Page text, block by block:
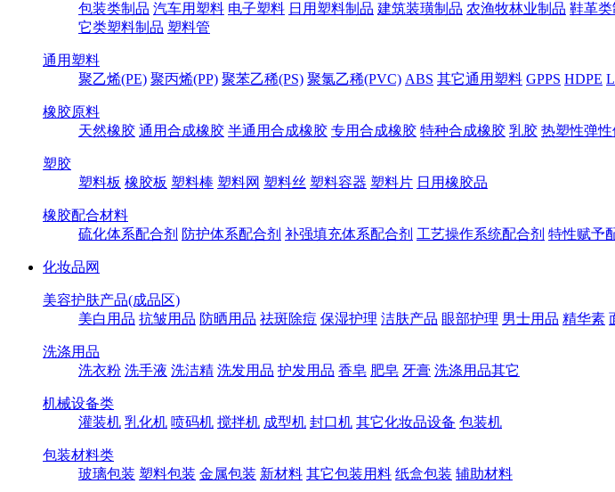
包装类制品 汽车用塑料 电子塑料 日用塑料制品 建筑装璜制品 农渔牧林业制品 鞋革类
它类塑料制品 塑料管
通用塑料
聚乙烯(PE) 聚丙烯(PP) 聚苯乙稀(PS) 聚氯乙稀(PVC) ABS 其它通用塑料 GPPS HDPE
橡胶原料
天然橡胶 通用合成橡胶 半通用合成橡胶 专用合成橡胶 特种合成橡胶 乳胶 热塑性弹性
塑胶
塑料板 橡胶板 塑料棒 塑料网 塑料丝 塑料容器 塑料片 日用橡胶品
橡胶配合材料
硫化体系配合剂 防护体系配合剂 补强填充体系配合剂 工艺操作系统配合剂 特性赋予
化妆品网
美容护肤产品(成品区)
美白用品 抗皱用品 防晒用品 祛斑除痘 保湿护理 洁肤产品 眼部护理 男士用品 精华素
洗涤用品
洗衣粉 洗手液 洗洁精 洗发用品 护发用品 香皂 肥皂 牙膏 洗涤用品其它
机械设备类
灌装机 乳化机 喷码机 搅拌机 成型机 封口机 其它化妆品设备 包装机
包装材料类
玻璃包装 塑料包装 金属包装 新材料 其它包装用料 纸盒包装 辅助材料